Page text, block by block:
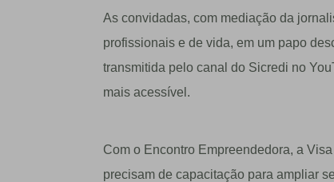
As convidadas, com mediação da
profissionais e de vida, em um papo
transmitida pelo canal do Sicredi no
mais acessível.
Com o Encontro Empreendedora, a
precisam de capacitação para ampliar